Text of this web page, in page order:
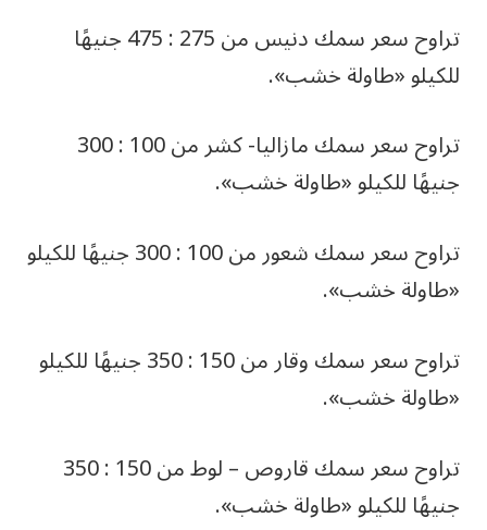
تراوح سعر سمك دنيس من 275 : 475 جنيهًا
للكيلو «طاولة خشب».
تراوح سعر سمك مازاليا- كشر من 100 : 300
جنيهًا للكيلو «طاولة خشب».
تراوح سعر سمك شعور من 100 : 300 جنيهًا للكيلو
«طاولة خشب».
تراوح سعر سمك وقار من 150 : 350 جنيهًا للكيلو
«طاولة خشب».
تراوح سعر سمك قاروص – لوط من 150 : 350
جنيهًا للكيلو «طاولة خشب».